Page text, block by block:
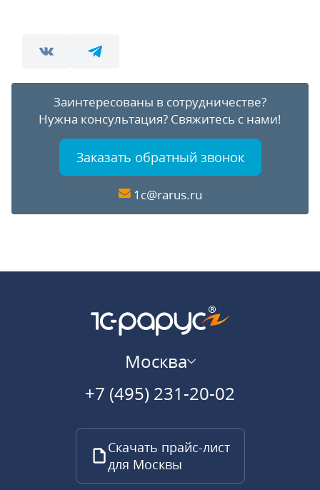
Заинтересованы в сотрудничестве?
Нужна консультация? Свяжитесь с нами!
Заказать обратный звонок
1c@rarus.ru
Москва
+7 (495) 231-20-02
Скачать прайс-лист
для Москвы